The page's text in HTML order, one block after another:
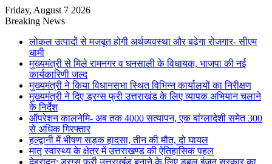
Friday, August 7 2026
Breaking News
लोकल उत्पादों से मजबूत होगी अर्थव्यवस्था और बढ़ेगा रोजगार- सीएम
धामी
मुख्यमंत्री से मिले रामनगर व घनसाली के विधायक, भाजपा की नई
कार्यकारिणी जल्द
मुख्यमंत्री ने किया विधानसभा स्थित विभिन्न कार्यालयों का निरीक्षण
मुख्यमंत्री ने दिए ड्रग्स फ्री उत्तराखंड के लिए व्यापक अभियान चलाने
के निर्देश
ऑपरेशन कालनेमि- अब तक 4000 सत्यापन, एक बांग्लादेशी समेत 300
से अधिक गिरफ्तार
हल्द्वानी में भीषण सड़क हादसा, तीन की मौत, दो घायल
मातृ स्वास्थ्य के क्षेत्र में उत्तराखण्ड की ऐतिहासिक पहल
देहरादून: ड्रग्स फ्री उत्तराखंड बनाने के लिए डबल इंजन सरकार का